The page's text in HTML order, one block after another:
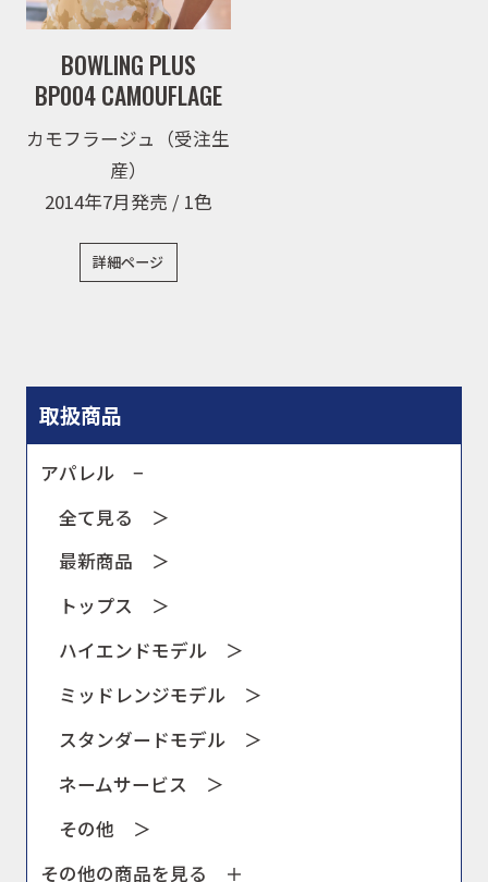
取扱商品
アパレル −
全て見る ＞
最新商品 ＞
トップス ＞
ハイエンドモデル ＞
ミッドレンジモデル ＞
スタンダードモデル ＞
ネームサービス ＞
その他 ＞
その他の商品を見る
BOWLING PLUS
BP004 CAMOUFLAGE
カモフラージュ（受注生
産）
2014年7月発売 / 1色
詳細ページ